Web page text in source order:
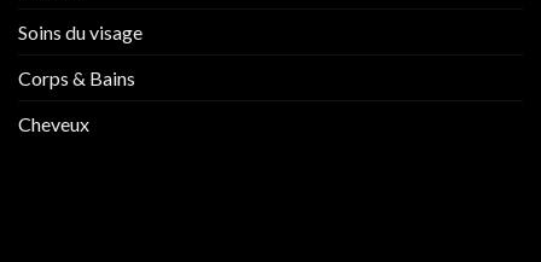
Soins du visage
Corps & Bains
Cheveux